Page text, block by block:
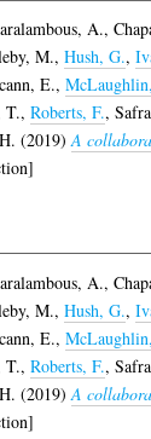
A.,
M., Hush, G.,
E.,
T., Roberts, F.,
(2019)A
A.,
M., Hush, G.,
E.,
T., Roberts, F.,
(2019) A